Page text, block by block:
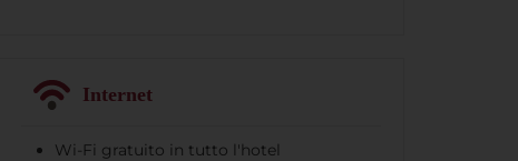
Internet
Wi-Fi gratuito in tutto l'hotel